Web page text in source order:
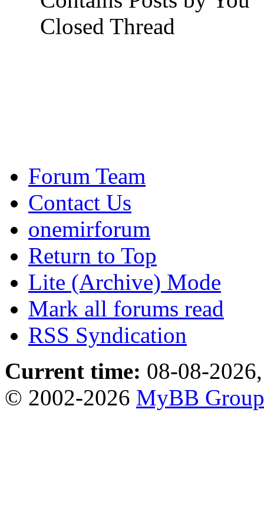
Closed Thread
Forum Team
Contact Us
onemirforum
Return to Top
Lite (Archive) Mode
Mark all forums read
RSS Syndication
Current time: 08-08-
© 2002-2026 MyBB Group